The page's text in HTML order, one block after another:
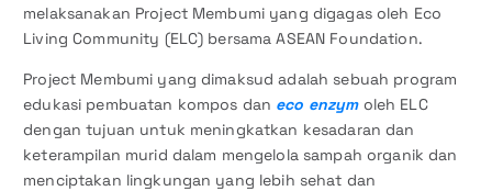
melaksanakan Project Membumi yang digagas oleh Eco
Living Community (ELC) bersama ASEAN Foundation.
Project Membumi yang dimaksud adalah sebuah program
edukasi pembuatan kompos dan eco enzym oleh ELC
dengan tujuan untuk meningkatkan kesadaran dan
keterampilan murid dalam mengelola sampah organik dan
menciptakan lingkungan yang lebih sehat dan